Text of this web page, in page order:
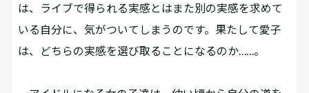
は、ライブで得られる実感とはまた別の実感を求めて
いる自分に、気がついてしまうのです。果たして愛子
は、どちらの実感を選び取ることになるのか……。